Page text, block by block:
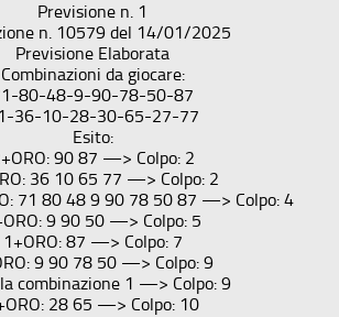
Previsione n. 1
n. 10579 del 14/01/2025
Previsione Elaborata
Combinazioni da giocare:
80-48-9-90-78-50-87
36-10-28-30-65-27-77
Esito:
90 87 —> Colpo: 2
36 10 65 77 —> Colpo: 2
71 80 48 9 90 78 50 87 —> Colpo: 4
9 90 50 —> Colpo: 5
1+ORO: 87 —> Colpo: 7
9 90 78 50 —> Colpo: 9
combinazione 1 —> Colpo: 9
28 65 —> Colpo: 10